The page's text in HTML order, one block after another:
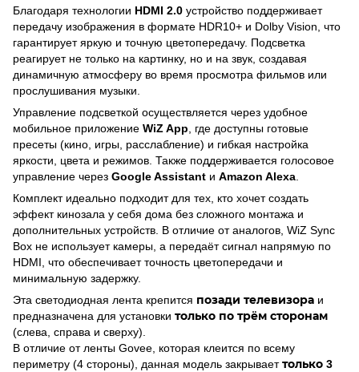
Благодаря технологии HDMI 2.0 устройство поддерживает
передачу изображения в формате HDR10+ и Dolby Vision, что
гарантирует яркую и точную цветопередачу. Подсветка
реагирует не только на картинку, но и на звук, создавая
динамичную атмосферу во время просмотра фильмов или
прослушивания музыки.
Управление подсветкой осуществляется через удобное
мобильное приложение WiZ App , где доступны готовые
пресеты (кино, игры, расслабление) и гибкая настройка
яркости, цвета и режимов. Также поддерживается голосовое
управление через Google Assistant и Amazon Alexa
Комплект идеально подходит для тех, кто хочет создать
эффект кинозала у себя дома без сложного монтажа и
дополнительных устройств. В отличие от аналогов, WiZ Sync
Box не использует камеры, а передаёт сигнал напрямую по
HDMI, что обеспечивает точность цветопередачи и
минимальную задержку.
Эта светодиодная лента крепится позади телевизора и
предназначена для установки только по трём сторонам
(слева, справа и сверху).
В отличие от ленты Govee, которая клеится по всему
периметру (4 стороны), данная модель закрываеттолько 3